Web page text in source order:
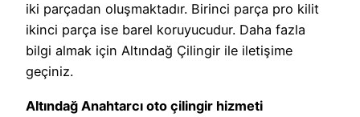
iki parçadan oluşmaktadır. Birinci parça pro kilit
ikinci parça ise barel koruyucudur. Daha fazla
bilgi almak için Altındağ Çilingir ile iletişime
geçiniz.
Altındağ Anahtarcı oto çilingir hizmeti